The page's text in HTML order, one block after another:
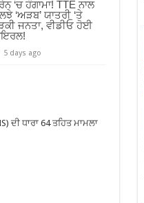
‘ਚ ਹੰਗਾਮਾ! TTE ਨਾਲ
‘ਅੜਬ’ ਯਾਤਰੀ ‘ਤੇ
ਜਨਤਾ, ਵੀਡੀਓ ਹੋਈ
5 days ago
ਦੀ ਧਾਰਾ 64 ਤਹਿਤ ਮਾਮਲਾ